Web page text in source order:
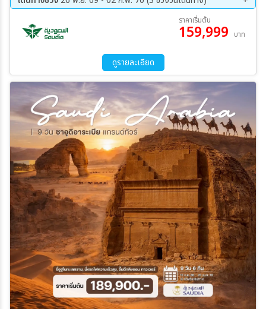
ค้นหา
26 ธ.ค. 69 - 02 ม.ค. 70
26 ม.ค. 70 - 02 ก.พ. 70
ราคาเริ่มต้น
159,999 บาท
ดูรายละเอียด